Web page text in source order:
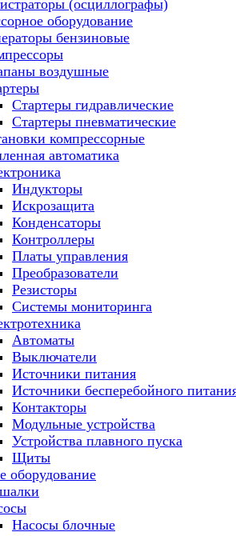
(осциллографы)
оборудование
бензиновые
воздушные
Стартеры гидравлические
Стартеры пневматические
компрессорные
автоматика
Индукторы
Искрозащита
Конденсаторы
Контроллеры
Платы управления
Преобразователи
Резисторы
Системы мониторинга
Автоматы
Выключатели
Источники питания
Источники бесперебойного
Контакторы
Модульные устройства
Устройства плавного пуска
Щиты
оборудование
Насосы блочные